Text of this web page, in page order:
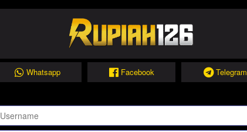
Whatsapp Facebook Telegram